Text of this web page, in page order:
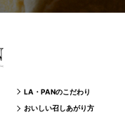
LA・PANのこだわり
おいしい召しあがり方